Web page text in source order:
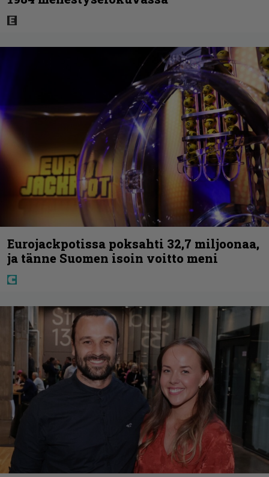
Eurojackpotissa poksahti 32,7 miljoonaa,
ja tänne Suomen isoin voitto meni